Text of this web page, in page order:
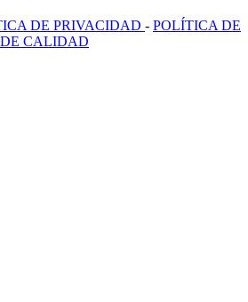
DE PRIVACIDAD - POLÍTICA DE
CALIDAD